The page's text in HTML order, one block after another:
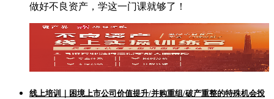
做好不良资产，学这一门课就够了！
线上培训｜困境上市公司价值提升/并购重组/破产重整的特殊机会投